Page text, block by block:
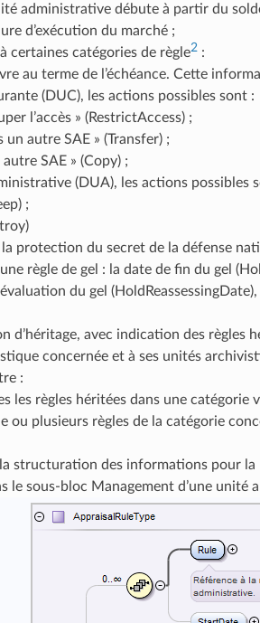
administrative débute à partir du
d’exécution du marché ;
certaines catégories de règle2:
au terme de l’échéance. Cette
(DUC), les actions possibles sont :
l’accès » (RestrictAccess) ;
un autre SAE » (Transfer) ;
SAE » (Copy) ;
(DUA), les actions possibles
;
protection du secret de la défense
règle de gel : la date de fin du gel
du gel
d’héritage, avec indication des
concernée et à ses unités
:
les règles héritées dans une catégorie
ou plusieurs règles de la catégorie
structuration des informations pour la
le sous-bloc Management d’une unité